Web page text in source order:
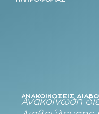
ΑΝΑΚΟΙΝΏΣΕΙΣ
Ανακοίνωση